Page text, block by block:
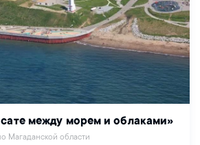
между морем и облаками»
Магаданской области